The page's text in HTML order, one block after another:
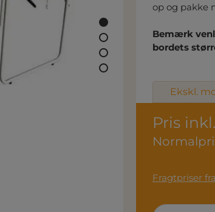
op og pakke
Bemærk
bordets
Pris
Ekskl.